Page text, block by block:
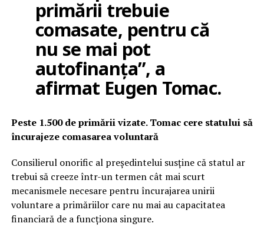
primării trebuie
comasate, pentru că
nu se mai pot
autofinanța”, a
afirmat Eugen Tomac.
Peste 1.500 de primării vizate. Tomac cere statului să
încurajeze comasarea voluntară
Consilierul onorific al președintelui susține că statul ar
trebui să creeze într-un termen cât mai scurt
mecanismele necesare pentru încurajarea unirii
voluntare a primăriilor care nu mai au capacitatea
financiară de a funcționa singure.